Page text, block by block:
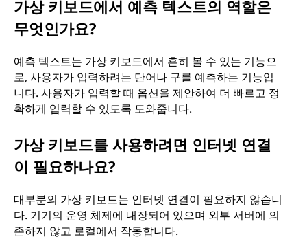
가상 키보드에서 예측 텍스트의 역할은
무엇인가요?
예측 텍스트는 가상 키보드에서 흔히 볼 수 있는 기능으
로, 사용자가 입력하려는 단어나 구를 예측하는 기능입
니다. 사용자가 입력할 때 옵션을 제안하여 더 빠르고 정
확하게 입력할 수 있도록 도와줍니다.
가상 키보드를 사용하려면 인터넷 연결
이 필요하나요?
대부분의 가상 키보드는 인터넷 연결이 필요하지 않습니
다. 기기의 운영 체제에 내장되어 있으며 외부 서버에 의
존하지 않고 로컬에서 작동합니다.